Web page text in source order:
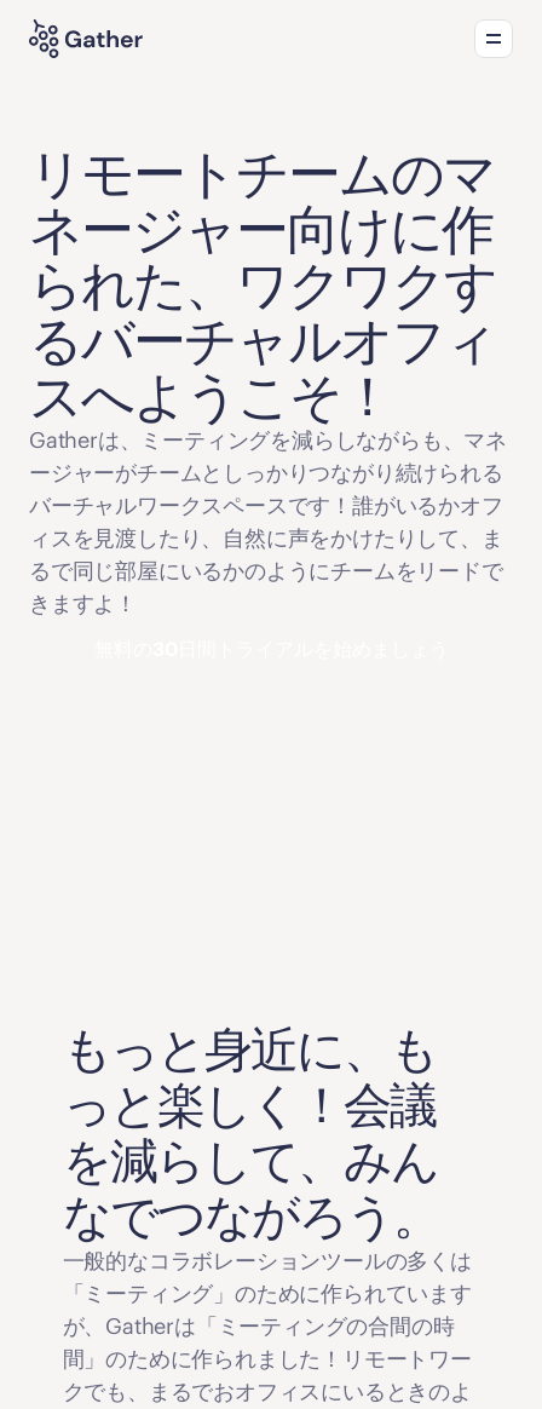
おすすめの活用方法
リモートチームのマ
ネージャー向けに作
られた、ワクワクす
るバーチャルオフィ
スへようこそ！
Gatherは、ミーティングを減らしながらも、マネ
ージャーがチームとしっかりつながり続けられる
バーチャルワークスペースです！誰がいるかオフ
ィスを見渡したり、自然に声をかけたりして、ま
るで同じ部屋にいるかのようにチームをリードで
きますよ！
もっと身近に、も
っと楽しく！会議
を減らして、みん
なでつながろう。
一般的なコラボレーションツールの多くは
「ミーティング」のために作られています
が、Gatherは「ミーティングの合間の時
間」のために作られました！リモートワー
クでも、まるでおオフィスにいるときのよ